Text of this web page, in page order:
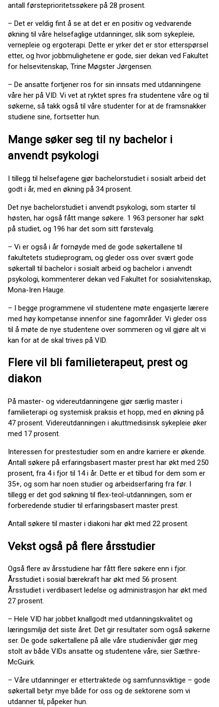
antall førsteprioritetssøkere på 28 prosent.
– Det er veldig fint å se at det er en positiv og vedvarende
økning til våre helsefaglige utdanninger, slik som sykepleie,
vernepleie og ergoterapi. Dette er yrker det er stor etterspørsel
etter, og hvor jobbmulighetene er gode, sier dekan ved Fakultet
for helsevitenskap, Trine Møgster Jørgensen.
– De ansatte fortjener ros for sin innsats med utdanningene
våre her på VID. Vi vet at ryktet spres fra studentene våre og til
søkerne, så takk også til våre studenter for at de framsnakker
studiene sine, fortsetter hun.
Mange søker seg til ny bachelor i
anvendt psykologi
I tillegg til helsefagene gjør bachelorstudiet i sosialt arbeid det
godt i år, med en økning på 34 prosent.
Det nye bachelorstudiet i anvendt psykologi, som starter til
høsten, har også fått mange søkere. 1 963 personer har søkt
på studiet, og 196 har det som sitt førstevalg.
– Vi er også i år fornøyde med de gode søkertallene til
fakultetets studieprogram, og gleder oss over svært gode
søkertall til bachelor i sosialt arbeid og bachelor i anvendt
psykologi, kommenterer dekan ved Fakultet for sosialvitenskap,
Mona-Iren Hauge.
– I begge programmene vil studentene møte engasjerte lærere
med høy kompetanse innenfor sine fagområder. Vi gleder oss
til å møte de nye studentene over sommeren og vil gjøre alt vi
kan for at de skal trives på VID.
Flere vil bli familieterapeut, prest og
diakon
På master- og videreutdanningene gjør særlig master i
familieterapi og systemisk praksis et hopp, med en økning på
47 prosent. Videreutdanningen i akuttmedisinsk sykepleie øker
med 17 prosent.
Interessen for prestestudier som en andre karriere er økende.
Antall søkere på erfaringsbasert master prest har økt med 250
prosent, fra 4 i fjor til 14 i år. Dette er et tilbud for dem som er
35+, og som har noen studier og arbeidserfaring fra før. I
tillegg er det god søkning til flex-teol-utdanningen, som er
forberedende studier til erfaringsbasert master prest.
Antall søkere til master i diakoni har økt med 22 prosent.
Vekst også på flere årsstudier
Også flere av årsstudiene har fått flere søkere enn i fjor.
Årsstudiet i sosial bærekraft har økt med 56 prosent.
Årsstudiet i verdibasert ledelse og administrasjon har økt med
27 prosent.
– Hele VID har jobbet knallgodt med utdanningskvalitet og
læringsmiljø det siste året. Det gir resultater som også søkerne
ser. De gode søkertallene på alle våre studienivåer gjør meg
stolt av både VIDs ansatte og studentene våre, sier Sæthre-
McGuirk.
– Våre utdanninger er ettertraktede og samfunnsviktige – gode
søkertall betyr mye både for oss og de sektorene som vi
utdanner til, påpeker hun.